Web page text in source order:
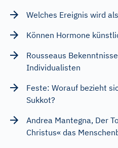
Welches Ereignis wird
Können Hormone
Rousseaus
Individualisten
Feste: Worauf bezieht
Sukkot?
Andrea Mantegna, Der
Christus« das